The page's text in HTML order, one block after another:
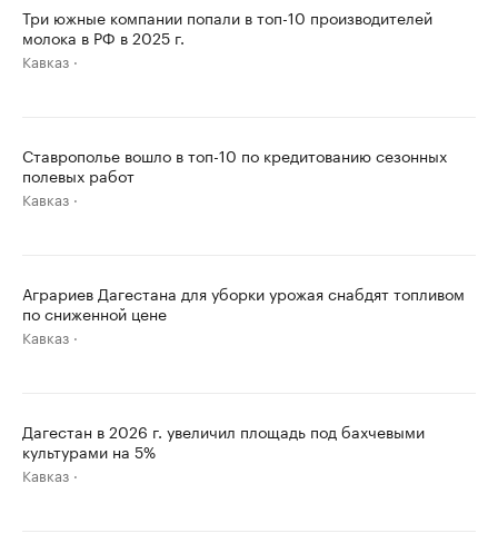
Три южные компании попали в топ-10 производителей
молока в РФ в 2025 г.
Кавказ
Ставрополье вошло в топ-10 по кредитованию сезонных
полевых работ
Кавказ
Аграриев Дагестана для уборки урожая снабдят топливом
по сниженной цене
Кавказ
Дагестан в 2026 г. увеличил площадь под бахчевыми
культурами на 5%
Кавказ